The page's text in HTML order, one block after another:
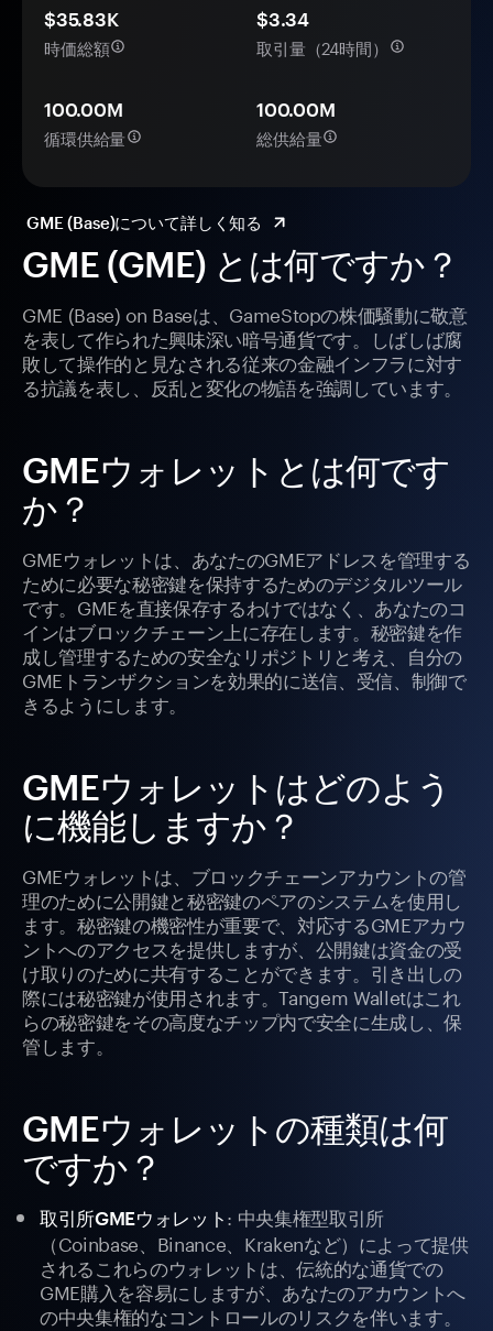
GME (GME) とは何ですか？
GME (Base) on Baseは、GameStopの株価騒動に敬意
を表して作られた興味深い暗号通貨です。しばしば腐
敗して操作的と見なされる従来の金融インフラに対す
る抗議を表し、反乱と変化の物語を強調しています。
GMEウォレットとは何です
か？
GMEウォレットは、あなたのGMEアドレスを管理する
ために必要な秘密鍵を保持するためのデジタルツール
です。GMEを直接保存するわけではなく、あなたのコ
インはブロックチェーン上に存在します。秘密鍵を作
成し管理するための安全なリポジトリと考え、自分の
GMEトランザクションを効果的に送信、受信、制御で
きるようにします。
GMEウォレットはどのよう
に機能しますか？
GMEウォレットは、ブロックチェーンアカウントの管
理のために公開鍵と秘密鍵のペアのシステムを使用し
ます。秘密鍵の機密性が重要で、対応するGMEアカウ
ントへのアクセスを提供しますが、公開鍵は資金の受
け取りのために共有することができます。引き出しの
際には秘密鍵が使用されます。Tangem Walletはこれ
らの秘密鍵をその高度なチップ内で安全に生成し、保
管します。
GMEウォレットの種類は何
ですか？
取引所GMEウォレット : 中央集権型取引所
（Coinbase、Binance、Krakenなど）によって提供
されるこれらのウォレットは、伝統的な通貨での
GME購入を容易にしますが、あなたのアカウントへ
の中央集権的なコントロールのリスクを伴います。
$35.83K
時価総額
$3.34
取引量（24時間）
100.00M
循環供給量
100.00M
総供給量
GME (Base)について詳しく知る